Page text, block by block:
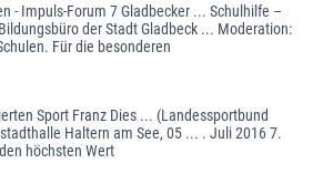
- Impuls-Forum 7 Gladbecker ... Schulhilfe –
der Stadt Gladbeck ... Moderation:
Für die besonderen
Sport Franz Dies ... (Landessportbund
Haltern am See, 05 ... . Juli 2016 7.
höchsten Wert